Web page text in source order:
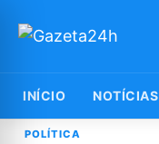
INÍCIO NOTÍCIAS
POLÍTICA